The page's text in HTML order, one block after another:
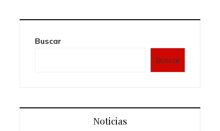
Buscar
Buscar
Noticias